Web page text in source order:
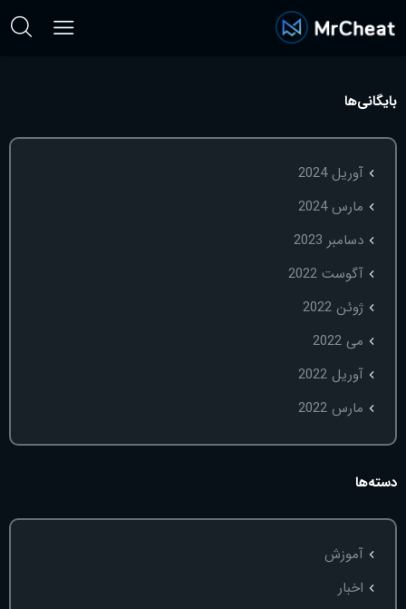
بایگانی‌ها
آوریل 2024
مارس 2024
دسامبر 2023
آگوست 2022
ژوئن 2022
می 2022
آوریل 2022
مارس 2022
دسته‌ها
آموزش
اخبار